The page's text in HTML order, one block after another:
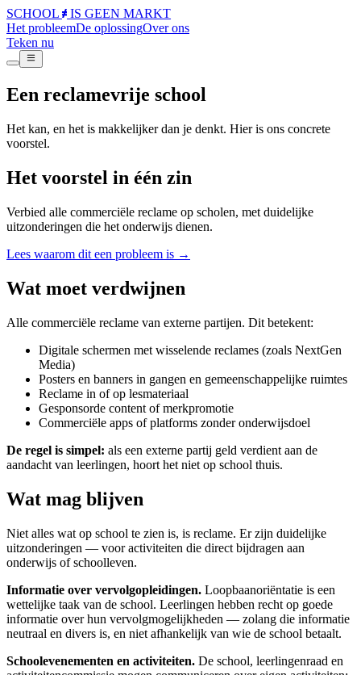
SCHOOL IS GEEN MARKT
Het probleemDe oplossingOver ons
Teken nu
Een reclamevrije school
Het kan, en het is makkelijker dan je denkt. Hier is ons concrete
voorstel.
Het voorstel in één zin
Verbied alle commerciële reclame op scholen, met duidelijke
uitzonderingen die het onderwijs dienen.
Lees waarom dit een probleem is →
Wat moet verdwijnen
Alle commerciële reclame van externe partijen. Dit betekent:
Digitale schermen met wisselende reclames (zoals NextGen
Media)
Posters en banners in gangen en gemeenschappelijke ruimtes
Reclame in of op lesmateriaal
Gesponsorde content of merkpromotie
Commerciële apps of platforms zonder onderwijsdoel
De regel is simpel: als een externe partij geld verdient aan de
aandacht van leerlingen, hoort het niet op school thuis.
Wat mag blijven
Niet alles wat op school te zien is, is reclame. Er zijn duidelijke
uitzonderingen — voor activiteiten die direct bijdragen aan
onderwijs of schoolleven.
Informatie over vervolgopleidingen. Loopbaanoriëntatie is een
wettelijke taak van de school. Leerlingen hebben recht op goede
informatie over hun vervolgmogelijkheden — zolang die informatie
neutraal en divers is, en niet afhankelijk van wie de school betaalt.
Schoolevenementen en activiteiten. De school, leerlingenraad en